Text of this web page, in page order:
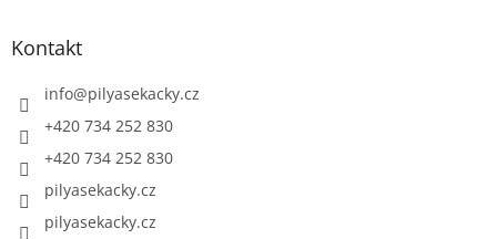
Kontakt
info@pilyasekacky.cz
+420 734 252 830
+420 734 252 830
pilyasekacky.cz
pilyasekacky.cz